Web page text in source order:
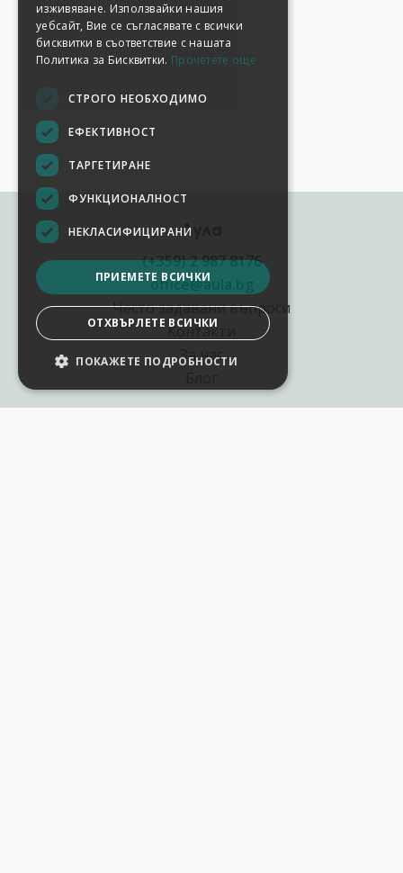
Аула
(+359) 2 987 8176
office@aula.bg
Често задавани въпроси
Контакти
За нас
изживяване. Използвайки нашия
уебсайт, Вие се съгласявате с всички
бисквитки в съответствие с нашата
Политика за Бисквитки. Прочетете още
СТРОГО НЕОБХОДИМО
ЕФЕКТИВНОСТ
ТАРГЕТИРАНЕ
ФУНКЦИОНАЛНОСТ
НЕКЛАСИФИЦИРАНИ
ПРИЕМЕТЕ ВСИЧКИ
ОТХВЪРЛЕТЕ ВСИЧКИ
ПОКАЖЕТЕ ПОДРОБНОСТИ